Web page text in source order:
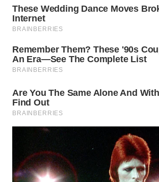
WN
BOGOR
WN
DEPOK
WN
TAPANULI
UTARA
SAMOSIR
WN